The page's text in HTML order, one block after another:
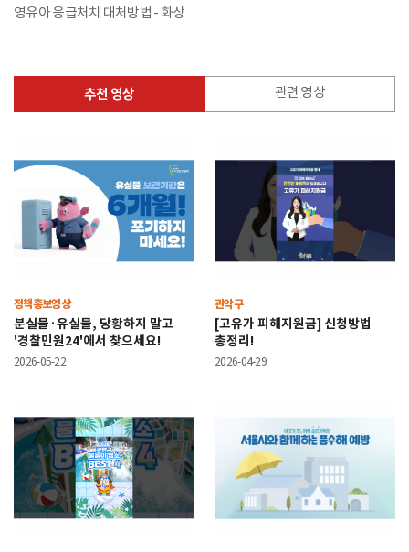
영유아 응급처치 대처방법 - 화상
추천 영상 관련 영상
정책홍보영상
분실물·유실물, 당황하지 말고
'경찰민원24'에서 찾으세요!
2026-05-22
관악구
[고유가 피해지원금] 신청방법
총정리!
2026-04-29